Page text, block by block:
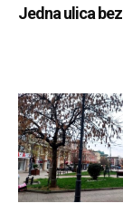
Jedna ulica